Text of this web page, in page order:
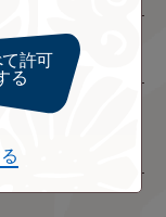
（E-mail :
よび旅行会社
許可
る